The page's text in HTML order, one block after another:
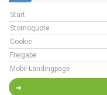
Start
Stornoquote
Cookie
Freigabe
Mobil-Landingpage